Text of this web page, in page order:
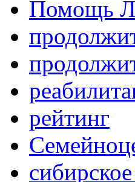
Помощь
рейтинг